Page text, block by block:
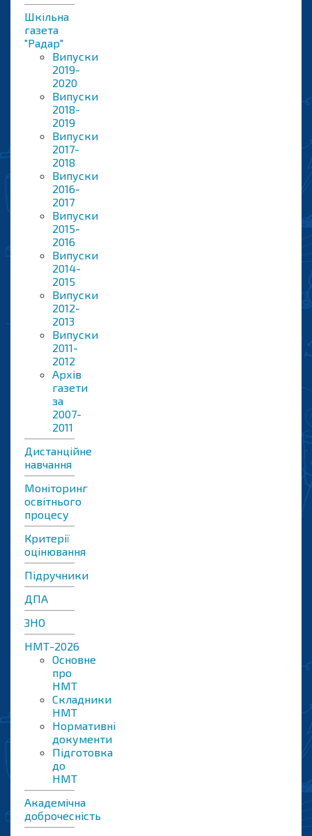
Шкільна
газета
"Радар"
Випуски
2019-
2020
Випуски
2018-
2019
Випуски
2017-
2018
Випуски
2016-
2017
Випуски
2015-
2016
Випуски
2014-
2015
Випуски
2012-
2013
Випуски
2011-
2012
Архів
газети
за
2007-
2011
Дистанційне
навчання
Моніторинг
освітнього
процесу
Критерії
оцінювання
Підручники
ДПА
ЗНО
НМТ-2026
Основне
про
НМТ
Складники
НМТ
Нормативні
документи
Підготовка
до
НМТ
Академічна
доброчесність